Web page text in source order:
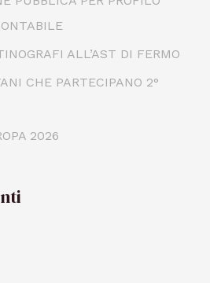
ALL’AST DI FERMO
CHE PARTECIPANO 2°
2026